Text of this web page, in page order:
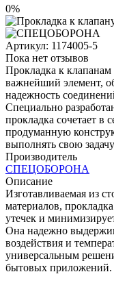
0%
Артикул: 1174005-5
Пока нет отзывов
Прокладка к
важнейший элемент,
надежность
Специально
прокладка сочетает в
продуманную
выполнять свою
Производитель
СПЕЦОБОРОНА
Описание
Изготавливаемая из
материалов,
утечек и
Она надежно
воздействия и
универсальным
бытовых приложений.